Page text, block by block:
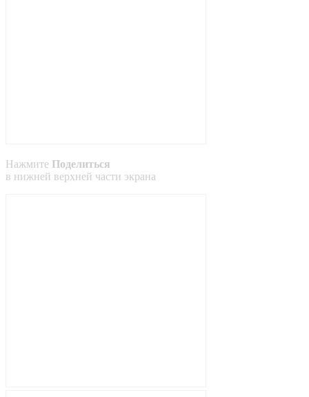
Нажмите Поделиться
в нижней верхней части экрана